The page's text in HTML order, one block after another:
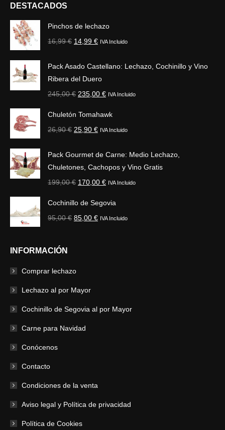
DESTACADOS
Pinchos de lechazo
16,99€ El
original
era:
16,99 €.
14,99 €El
actual
es:
14,99 €.
IVA Incluido
Pack Asado Castellano: Lechazo, Cochinillo y Vino
Ribera del Duero
245,00€ El
original
era:
235,00 €El
actual
es:
IVA Incluido
Chuletón Tomahawk
26,90€ El
original
era:
26,90 €.
25,90 €El
actual
es:
25,90 €.
IVA Incluido
Pack Gourmet de Carne: Medio Lechazo,
Chuletones, Cachopos y Vino Gratis
199,00€ El
original
era:
170,00 €El
actual
es:
IVA Incluido
Cochinillo de Segovia
95,00€ El
85,00 €ElIVA Incluido
INFORMACIÓN
Comprar lechazo
Lechazo al por Mayor
Cochinillo de Segovia al por Mayor
Carne para Navidad
Conócenos
Contacto
Condiciones de la venta
Aviso legal y Política de privacidad
Política de Cookies